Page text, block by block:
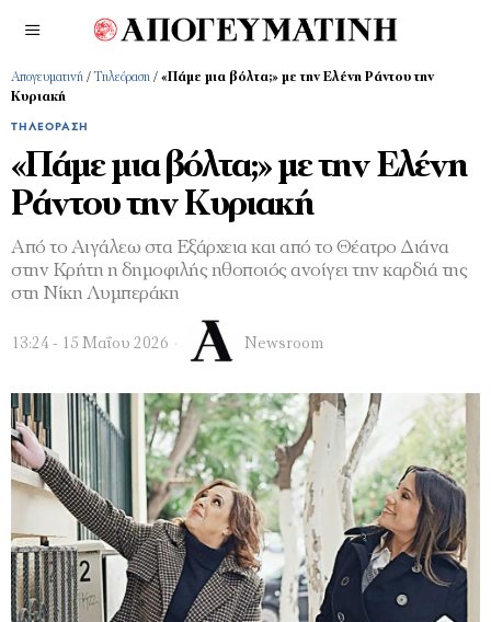
Απογευματινή /Τηλεόραση / «Πάμε μια βόλτα;» με την Ελένη Ράντου την
Κυριακή
ΤΗΛΕΌΡΑΣΗ
«Πάμε μια βόλτα;» με την Ελένη
Ράντου την Κυριακή
Από το Αιγάλεω στα Εξάρχεια και από το Θέατρο Διάνα
στην Κρήτη η δημοφιλής ηθοποιός ανοίγει την καρδιά της
στη Νίκη Λυμπεράκη
13:24 - 15 Μαΐου 2026 Newsroom